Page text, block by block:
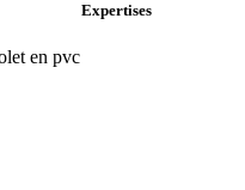
Expertises
en pvc